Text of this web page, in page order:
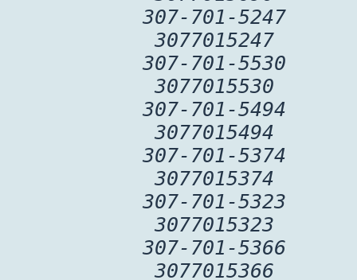
307-701-5247
3077015247
307-701-5530
3077015530
307-701-5494
3077015494
307-701-5374
3077015374
307-701-5323
3077015323
307-701-5366
3077015366